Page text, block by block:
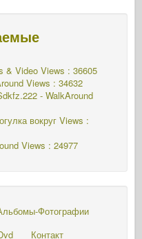
& Video Views : 36605
Views : 34632
- WalkAround
вокруг Views :
Views : 24977
Фотографии
Контакт